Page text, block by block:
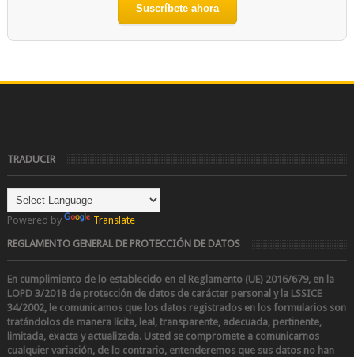
Suscríbete ahora
TRADUCIR
Powered by
Translate
REGLAMENTO GENERAL DE PROTECCIÓN DE DATOS
En cumplimiento de lo establecido en el Reglamento (UE) 2016/679, en la
LOPD 3/2018 de protección de datos de carácter personal y la LSSICE
34/2002, le comunicamos que los datos registrados en los formularios son
tratándolos de manera lícita, leal, transparente, adecuada, pertinente,
limitada, exacta y actualizada. Usted se compromete a comunicarnos
cualquier variación, de lo contrario, entenderemos que sus datos no han